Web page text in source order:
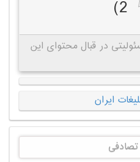
2)
در قبال محتوای این